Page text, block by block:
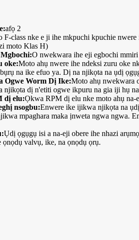
afọ 2
F-class nke e ji ihe mkpuchi kpuchie
moto Klas H)
O nwekwara ihe eji egbochi
oke:Moto ahụ nwere ihe ndeksi zuru oke
na ike efuo ya. Dị na njikọta na ụdị
Ogwe Worm Dị Ike:Moto ahụ nwekwara
njikọta dị n'etiti ogwe ikpuru na gia iji hụ
dị elu:Ọkwa RPM dị elu nke moto ahụ na-
nsogbu:Enwere ike ijikwa njikọta na
mpaghara maka ịnweta ngwa ngwa.
Ụdị ọgụgụ isi a na-eji obere ihe nhazi
valvụ, ike, na ọnọdụ ọrụ.